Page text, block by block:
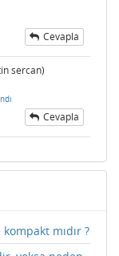
Cevapla
sercan)
Cevapla
mıdır ?